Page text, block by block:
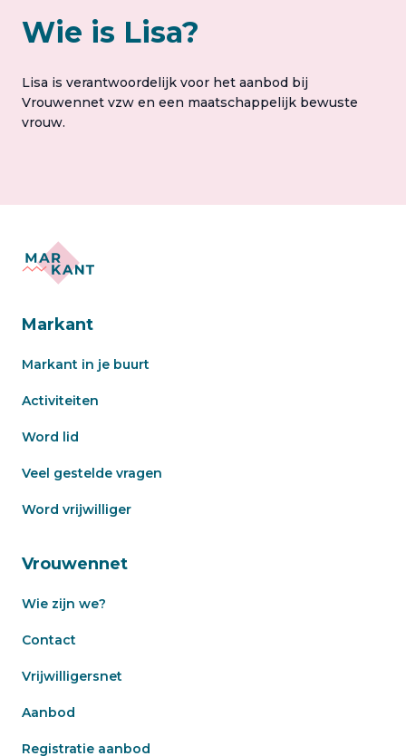
Wie is Lisa?
Lisa is verantwoordelijk voor het aanbod bij
Vrouwennet vzw en een maatschappelijk bewuste
vrouw.
Markant
Markant in je buurt
Activiteiten
Word lid
Veel gestelde vragen
Word vrijwilliger
Vrouwennet
Wie zijn we?
Contact
Vrijwilligersnet
Aanbod
Registratie aanbod